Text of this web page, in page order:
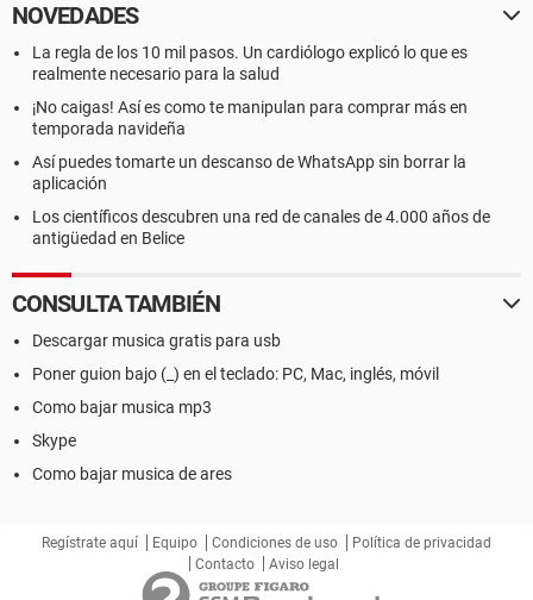
NOVEDADES
La regla de los 10 mil pasos. Un cardiólogo explicó lo que es
realmente necesario para la salud
¡No caigas! Así es como te manipulan para comprar más en
temporada navideña
Así puedes tomarte un descanso de WhatsApp sin borrar la
aplicación
Los científicos descubren una red de canales de 4.000 años de
antigüedad en Belice
CONSULTA TAMBIÉN
Descargar musica gratis para usb
Poner guion bajo (_) en el teclado: PC, Mac, inglés, móvil
Como bajar musica mp3
Skype
Como bajar musica de ares
Regístrate aquí Equipo Condiciones de uso
Política de privacidad
Contacto
Aviso legal